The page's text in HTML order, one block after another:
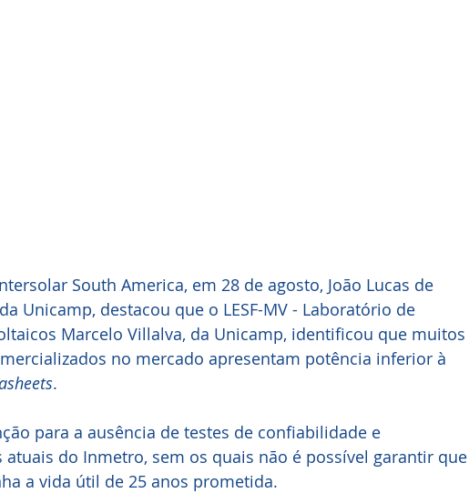
South America, em 28 de agosto, João Lucas de
Unicamp, destacou que o LESF-MV - Laboratório de
Marcelo Villalva, da Unicamp, identificou que muitos
no mercado apresentam potência inferior à
.
para a ausência de testes de confiabilidade e
do Inmetro, sem os quais não é possível garantir que
a vida útil de 25 anos prometida.